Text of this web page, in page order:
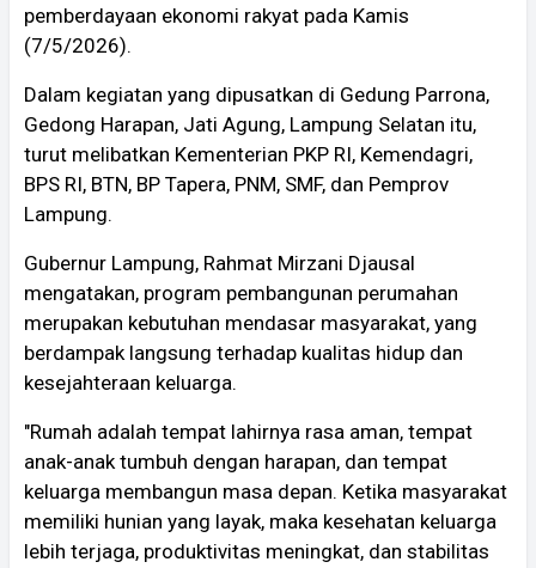
pemberdayaan ekonomi rakyat pada Kamis
(7/5/2026).
Dalam kegiatan yang dipusatkan di Gedung Parrona,
Gedong Harapan, Jati Agung, Lampung Selatan itu,
turut melibatkan Kementerian PKP RI, Kemendagri,
BPS RI, BTN, BP Tapera, PNM, SMF, dan Pemprov
Lampung.
Gubernur Lampung, Rahmat Mirzani Djausal
mengatakan, program pembangunan perumahan
merupakan kebutuhan mendasar masyarakat, yang
berdampak langsung terhadap kualitas hidup dan
kesejahteraan keluarga.
"Rumah adalah tempat lahirnya rasa aman, tempat
anak-anak tumbuh dengan harapan, dan tempat
keluarga membangun masa depan. Ketika masyarakat
memiliki hunian yang layak, maka kesehatan keluarga
lebih terjaga, produktivitas meningkat, dan stabilitas